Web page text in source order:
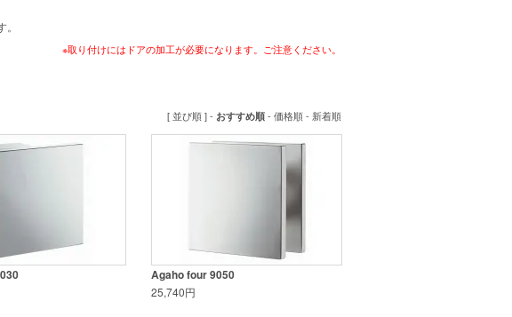
※取り付けにはドアの加工が必要になります。ご注意ください。
[ 並び順 ] - おすすめ順 - 価格順- 新着順
Agaho four 9050
25,740円